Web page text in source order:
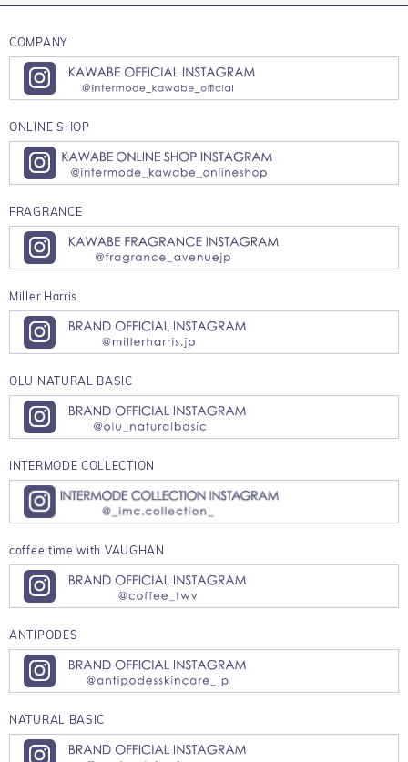
COMPANY
ONLINE SHOP
FRAGRANCE
Miller Harris
OLU NATURAL BASIC
INTERMODE COLLECTION
coffee time with VAUGHAN
ANTIPODES
NATURAL BASIC